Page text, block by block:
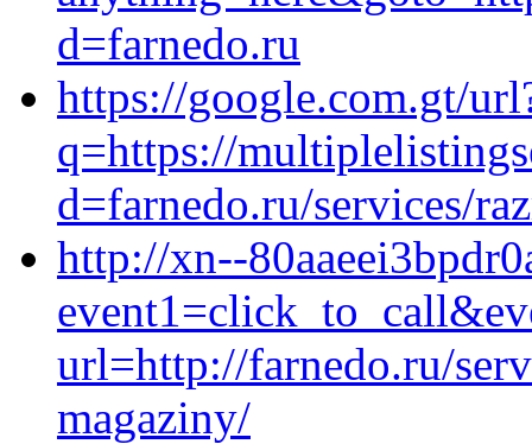
d=farnedo.ru
https://google.com.gt/
q=https://
d=farnedo.ru/services/
http://xn--
url=http://farnedo.ru/
magaziny/